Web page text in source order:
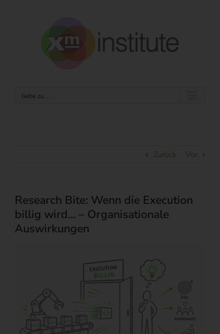
Gehe zu ...
Zurück Vor
Research Bite: Wenn die Execution
billig wird… – Organisationale
Auswirkungen